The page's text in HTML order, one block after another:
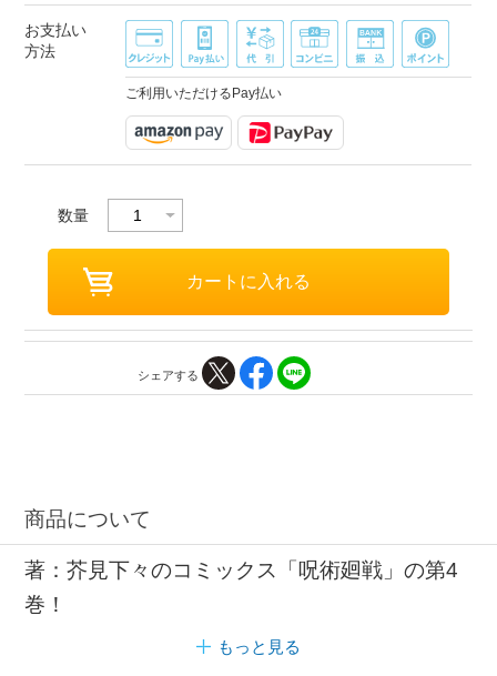
お支払い
方法
ご利用いただけるPay払い
数量
シェアする
商品について
著：芥見下々のコミックス「呪術廻戦」の第4
巻！
もっと見る